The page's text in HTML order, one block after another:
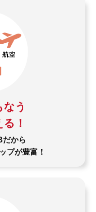
う
！
だから
プが豊富！